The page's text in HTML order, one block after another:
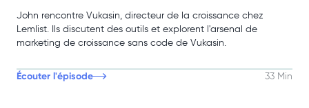
John rencontre Vukasin, directeur de la croissance chez
Lemlist. Ils discutent des outils et explorent l'arsenal de
marketing de croissance sans code de Vukasin.
Écouter l'épisode 33 Min